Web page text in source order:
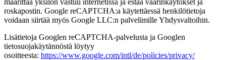
määrittää yksilön vastuu internetissä ja estää väärinkäytökset ja
roskapostin. Google reCAPTCHA:a käytettäessä henkilötietoja
voidaan siirtää myös Google LLC:n palvelimille Yhdysvaltoihin.
Lisätietoja Googlen reCAPTCHA-palvelusta ja Googlen
tietosuojakäytännöstä löytyy
osoitteesta: https://www.google.com/intl/de/policies/privacy/